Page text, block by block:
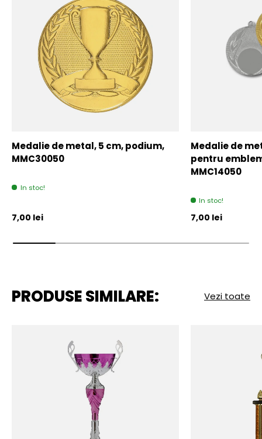
Medalie de metal, 5 cm, podium,
MMC30050
In stoc!
Pret initial
7,00 lei
Medalie de
pentru
MMC14050
In stoc!
Pret initial
7,00 lei
PRODUSE SIMILARE: Vezi toate